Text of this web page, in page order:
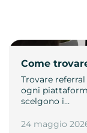
Come
Trovare
ogni
scelgono i…
24 maggio